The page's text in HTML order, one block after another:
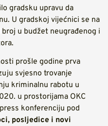
gradsku upravu da
U gradskoj vijećnici se na
u budžet neugrađenog i
prošle godine prva
svjesno trovanje
kriminalnu rabotu u
u prostorijama OKC
konferenciju pod
posljedice i novi